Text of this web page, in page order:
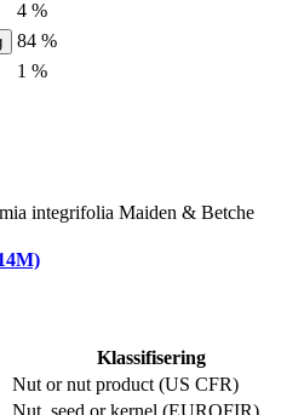
4 %
84 %
1 %
integrifolia Maiden & Betche
Klassifisering
Nut or nut product (US CFR)